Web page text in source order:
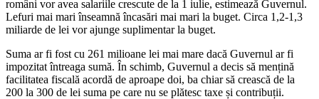
români vor avea salariile crescute de la 1 iulie, estimează Guvernul.
Lefuri mai mari înseamnă încasări mai mari la buget. Circa 1,2-1,3
miliarde de lei vor ajunge suplimentar la buget.
Suma ar fi fost cu 261 milioane lei mai mare dacă Guvernul ar fi
impozitat întreaga sumă. În schimb, Guvernul a decis să mențină
facilitatea fiscală acordă de aproape doi, ba chiar să crească de la
200 la 300 de lei suma pe care nu se plătesc taxe și contribuții.